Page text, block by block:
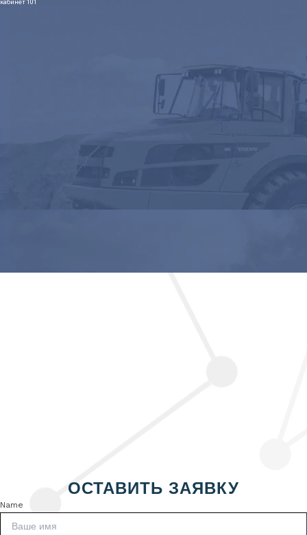
кабинет 101
ОСТАВИТЬ ЗАЯВКУ
Name